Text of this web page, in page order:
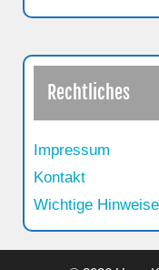
Rechtliches
Impressum
Kontakt
Wichtige Hinweise